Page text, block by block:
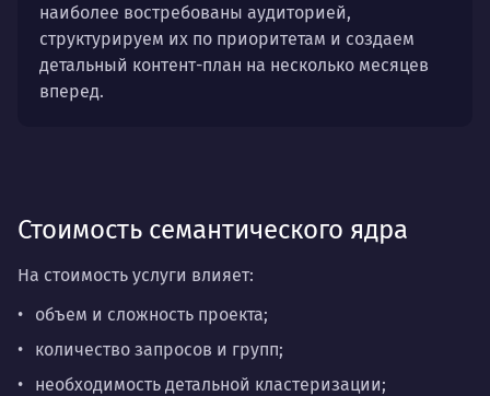
наиболее востребованы аудиторией,
структурируем их по приоритетам и создаем
детальный контент-план на несколько месяцев
вперед.
Стоимость семантического ядра
На стоимость услуги влияет:
объем и сложность проекта;
количество запросов и групп;
необходимость детальной кластеризации;